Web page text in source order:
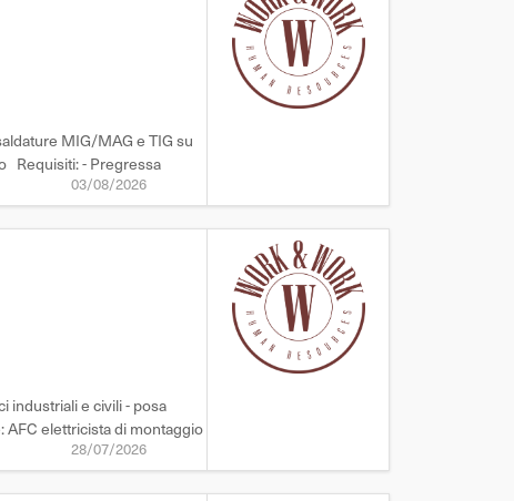
MIG/MAG e TIG su
Requisiti: - Pregressa
03/08/2026
industriali e civili - posa
AFC elettricista di montaggio
28/07/2026